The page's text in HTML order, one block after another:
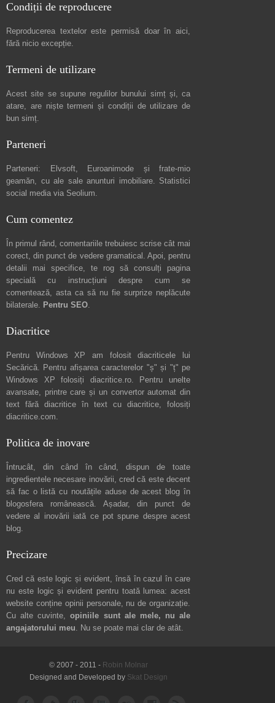
Condiții de reproducere
Reproducerea textelor este permisă doar în aici,
fără nicio excepție.
Termeni de utilizare
Acest site se supune regulilor bunului simț și, ca
atare, are niștetermeni și condiții de utilizare de
bun simț.
Parteneri
Parteneri: Elvsoft, Euroanimode și frate-mio
geamăn, cu ale sale anunturi imobiliare. Statistici
social media via Seolium.
Cum comentez
În primul rând, comentariile trebuiesc scrise cât mai
corect, din punct de vedere gramatical. Apoi, pentru
detalii mai specifice, te rog să consulți pagina
specială cu instrucțiuni despre cum se
comentează, asta ca să nu fie surprize neplăcute
bilaterale. Pentru SEO.
Diacritice
Pentru Windows XP am folosit diacriticele lui
Secărică. Pentru afișarea caracterelor "ș" și "ț" pe
Windows XP folosiți diacritice.ro. Pentru unelte
avansate, printre care și un convertor automat din
text fără diacritice în text cu diacritice, folosiți
diacritice.com.
Politica de inovare
Întrucât, din când în când, dispun de toate
ingredientele necesare inovării, cred că este decent
să fac o listă cu noutățile aduse de acest blog în
blogosfera românească. Așadar, din punct de
vedere al inovării iată ce pot spune despre acest
blog.
Precizare
Cred că este logic și evident, însă în cazul în care
nu este logic și evident pentru toată lumea: acest
website conține opinii personale, nu de organizație.
Cu alte cuvinte,opiniile sunt ale mele, nu ale
angajatorului meu. Nu se poate mai clar de atât.
© 2007 - 2011 - Robin Molnar
Designed and Developed by Skat Design